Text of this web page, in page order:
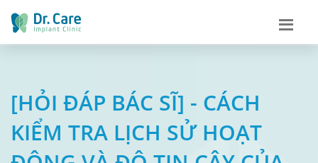
[HỎI ĐÁP BÁC SĨ] - CÁCH
KIỂM TRA LỊCH SỬ HOẠT